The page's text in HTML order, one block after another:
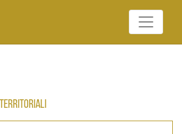
Federazione Italiana
Territoriali